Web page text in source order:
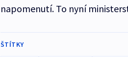
napomenutí. To nyní
ŠTÍTKY